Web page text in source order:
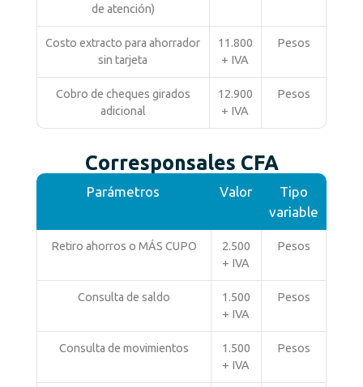
de atención)
Costo extracto para ahorrador
sin tarjeta
11.800
+ IVA
Pesos
Cobro de cheques girados
adicional
12.900
+ IVA
Pesos
Corresponsales CFA
Parámetros Valor
Tipo
variable
Retiro ahorros o MÁS CUPO
2.500
+ IVA
Pesos
Consulta de saldo
1.500
+ IVA
Pesos
Consulta de movimientos
1.500
+ IVA
Pesos